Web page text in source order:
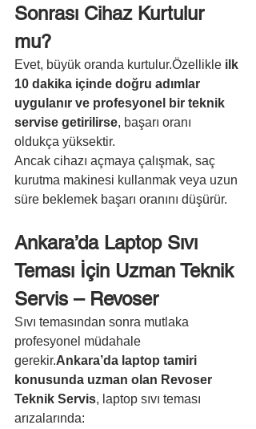
Sonrası Cihaz Kurtulur
mu?
Evet, büyük oranda kurtulur.Özellikle ilk
10 dakika içinde doğru adımlar
uygulanır ve profesyonel bir teknik
servise getirilirse, başarı oranı
oldukça yüksektir.
Ancak cihazı açmaya çalışmak, saç
kurutma makinesi kullanmak veya uzun
süre beklemek başarı oranını düşürür.
Ankara’da Laptop Sıvı
Teması İçin Uzman Teknik
Servis – Revoser
Sıvı temasından sonra mutlaka
profesyonel müdahale
gerekir.Ankara’da laptop tamiri
konusunda uzman olan Revoser
Teknik Servis, laptop sıvı teması
arızalarında: